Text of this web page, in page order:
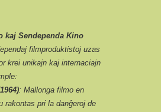
kaj Sendependa Kino
filmproduktistoj uzas
krei unikajn kaj internaciajn
: Mallonga filmo en
rakontas pri la danĝeroj de